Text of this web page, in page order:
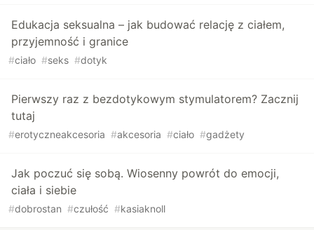
Edukacja seksualna – jak budować relację z ciałem,
przyjemność i granice
#ciało #seks #dotyk
Pierwszy raz z bezdotykowym stymulatorem? Zacznij
tutaj
#erotyczneakcesoria #akcesoria #ciało #gadżety
Jak poczuć się sobą. Wiosenny powrót do emocji,
ciała i siebie
#dobrostan #czułość #kasiaknoll